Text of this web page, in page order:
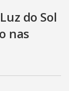
do Sol
nas